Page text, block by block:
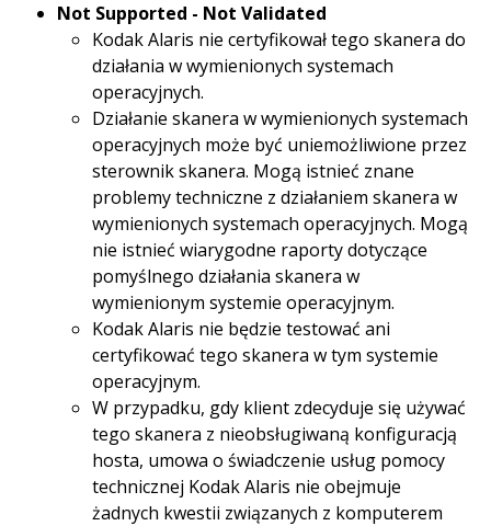
Not Supported - Not Validated
Kodak Alaris nie certyfikował tego skanera do
działania w wymienionych systemach
operacyjnych.
Działanie skanera w wymienionych systemach
operacyjnych może być uniemożliwione przez
sterownik skanera. Mogą istnieć znane
problemy techniczne z działaniem skanera w
wymienionych systemach operacyjnych. Mogą
nie istnieć wiarygodne raporty dotyczące
pomyślnego działania skanera w
wymienionym systemie operacyjnym.
Kodak Alaris nie będzie testować ani
certyfikować tego skanera w tym systemie
operacyjnym.
W przypadku, gdy klient zdecyduje się używać
tego skanera z nieobsługiwaną konfiguracją
hosta, umowa o świadczenie usług pomocy
technicznej Kodak Alaris nie obejmuje
żadnych kwestii związanych z komputerem